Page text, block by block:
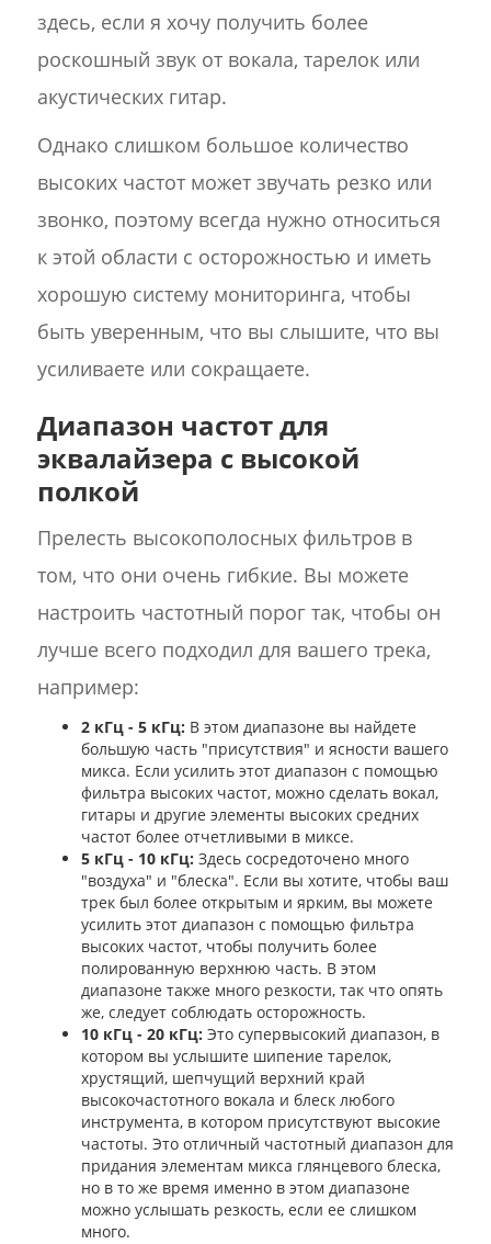
здесь, если я хочу получить более
роскошный звук от вокала, тарелок или
акустических гитар.
Однако слишком большое количество
высоких частот может звучать резко или
звонко, поэтому всегда нужно относиться
к этой области с осторожностью и иметь
хорошую систему мониторинга, чтобы
быть уверенным, что вы слышите, что вы
усиливаете или сокращаете.
Диапазон частот для
эквалайзера с высокой
полкой
Прелесть высокополосных фильтров в
том, что они очень гибкие. Вы можете
настроить частотный порог так, чтобы он
лучше всего подходил для вашего трека,
например:
2 кГц - 5 кГц: В этом диапазоне вы найдете
большую часть "присутствия" и ясности вашего
микса. Если усилить этот диапазон с помощью
фильтра высоких частот, можно сделать вокал,
гитары и другие элементы высоких средних
частот более отчетливыми в миксе.
5 кГц - 10 кГц: Здесь сосредоточено много
"воздуха" и "блеска". Если вы хотите, чтобы ваш
трек был более открытым и ярким, вы можете
усилить этот диапазон с помощью фильтра
высоких частот, чтобы получить более
полированную верхнюю часть. В этом
диапазоне также много резкости, так что опять
же, следует соблюдать осторожность.
10 кГц - 20 кГц: Это супервысокий диапазон, в
котором вы услышите шипение тарелок,
хрустящий, шепчущий верхний край
высокочастотного вокала и блеск любого
инструмента, в котором присутствуют высокие
частоты. Это отличный частотный диапазон для
придания элементам микса глянцевого блеска,
но в то же время именно в этом диапазоне
можно услышать резкость, если ее слишком
много.